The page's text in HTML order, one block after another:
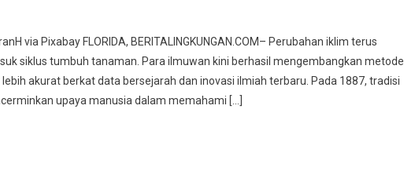
via Pixabay FLORIDA, BERITALINGKUNGAN.COM– Perubahan iklim terus
siklus tumbuh tanaman. Para ilmuwan kini berhasil mengembangkan metode
akurat berkat data bersejarah dan inovasi ilmiah terbaru. Pada 1887, tradisi
upaya manusia dalam memahami […]